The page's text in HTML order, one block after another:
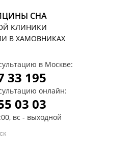
СНА
КЛИНИКИ
В ХАМОВНИКАХ
в Москве:
33 195
онлайн:
03 03
вс - выходной